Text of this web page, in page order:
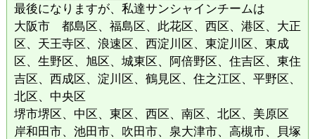
最後になりますが、私達サンシャインチームは
大阪市 都島区、福島区、此花区、西区、港区、大正
区、天王寺区、浪速区、西淀川区、東淀川区、東成
区、生野区、旭区、城東区、阿倍野区、住吉区、東住
吉区、西成区、淀川区、鶴見区、住之江区、平野区、
北区、中央区
堺市堺区、中区、東区、西区、南区、北区、美原区
岸和田市、池田市、吹田市、泉大津市、高槻市、貝塚